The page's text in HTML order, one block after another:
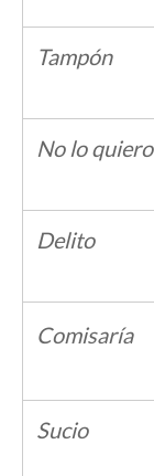
Tampón
No lo quiero
Delito
Comisaría
Sucio